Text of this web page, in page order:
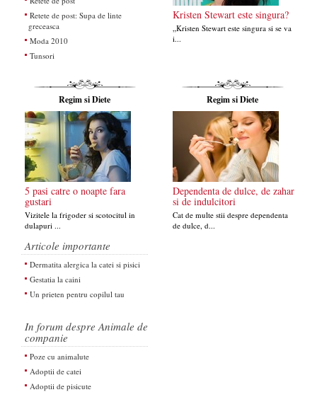
Retete de post: Supa de linte
greceasca
Moda 2010
Tunsori
Kristen Stewart este singura?
„Kristen Stewart este singura si se va
i...
Regim si Diete
5 pasi catre o noapte fara
gustari
Vizitele la frigoder si scotocitul in
dulapuri ...
Regim si Diete
Dependenta de dulce, de zahar
si de indulcitori
Cat de multe stii despre dependenta
de dulce, d...
Articole importante
Dermatita alergica la catei si pisici
Gestatia la caini
Un prieten pentru copilul tau
In forum despre Animale de
companie
Poze cu animalute
Adoptii de catei
Adoptii de pisicute